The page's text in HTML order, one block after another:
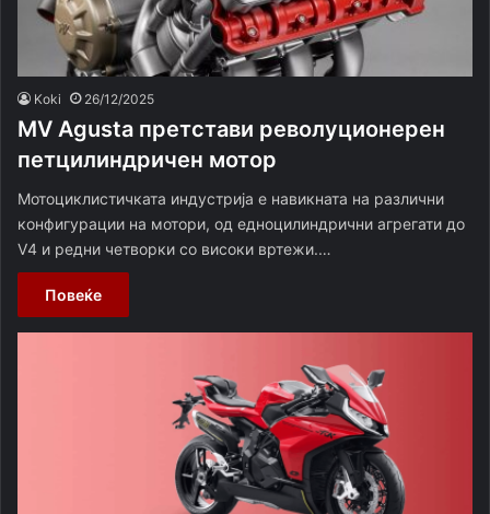
Koki 26/12/2025
MV Agusta претстави револуционерен
петцилиндричен мотор
Мотоциклистичката индустрија е навикната на различни
конфигурации на мотори, од едноцилиндрични агрегати до
V4 и редни четворки со високи вртежи.…
Повеќе